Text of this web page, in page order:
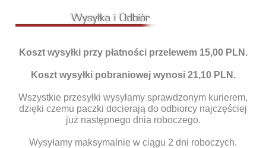
Koszt wysyłki przy płatności przelewem 15,00 PLN.
Koszt wysyłki pobraniowej wynosi 21,10 PLN.
Wszystkie przesyłki wysyłamy sprawdzonym kurierem,
dzięki czemu paczki docierają do odbiorcy najczęściej
już następnego dnia roboczego.
Wysyłamy maksymalnie w ciągu 2 dni roboczych.